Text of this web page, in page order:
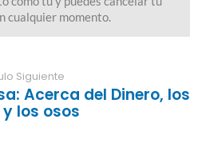
Siguiente
Acerca del Dinero, los
los osos